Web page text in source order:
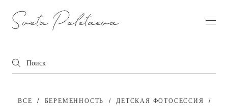
ВСЕ БЕРЕМЕННОСТЬ
ДЕТСКАЯ ФОТОСЕССИЯ